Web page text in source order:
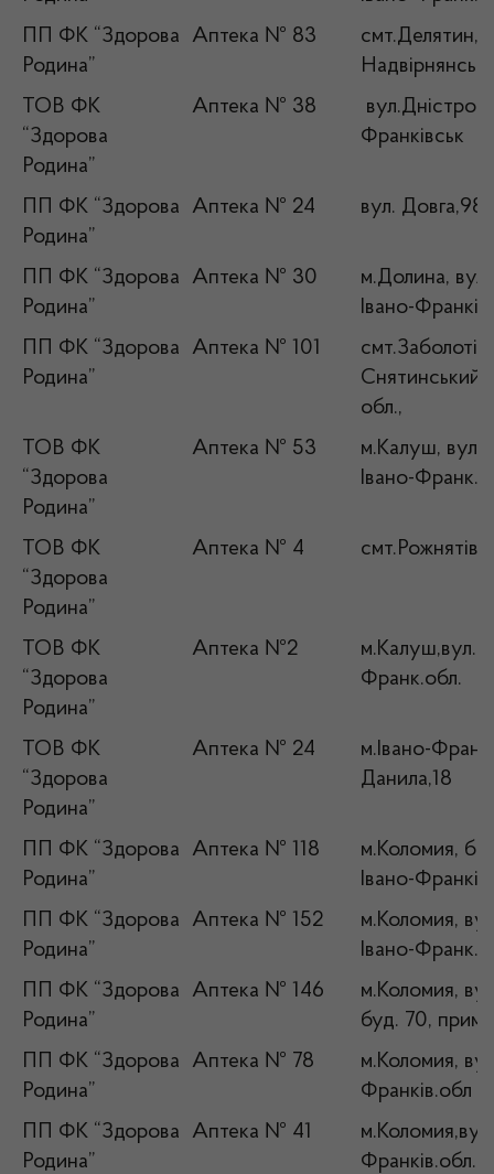
ПП ФК “Здорова
Родина”
Аптека № 83
смт.Делятин,
ТОВ ФК
“Здорова
Родина”
Аптека № 38
Франківськ
ПП ФК “Здорова
Родина”
Аптека № 24 вул. Довга,98
ПП ФК “Здорова
Родина”
Аптека № 30
м.Долина,
Івано-
ПП ФК “Здорова
Родина”
Аптека № 101
Снятинський
обл.,
ТОВ ФК
“Здорова
Родина”
Аптека № 53
м.Калуш, вул.
Івано-
ТОВ ФК
“Здорова
Родина”
Аптека № 4 смт.Рожнятів,
ТОВ ФК
“Здорова
Родина”
Аптека №2
Франк.обл.
ТОВ ФК
“Здорова
Родина”
Аптека № 24
м.Івано-
Данила,18
ПП ФК “Здорова
Родина”
Аптека № 118
м.Коломия, б-
Івано-
ПП ФК “Здорова
Родина”
Аптека № 152
м.Коломия,
Івано-Франк.
ПП ФК “Здорова
Родина”
Аптека № 146
м.Коломия,
буд. 70, прим
ПП ФК “Здорова
Родина”
Аптека № 78
м.Коломия,
Франків.обл
ПП ФК “Здорова
Родина”
Аптека № 41
Франків.обл.